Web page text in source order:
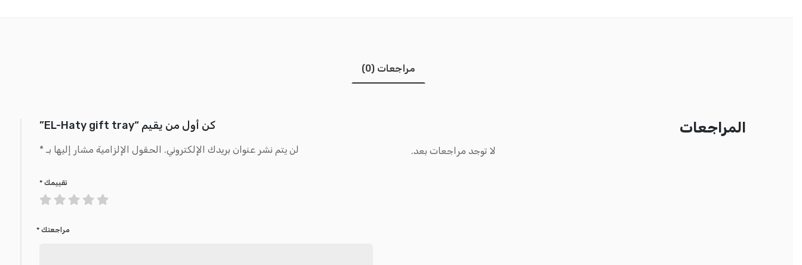
مراجعات (0)
المراجعات
لا توجد مراجعات بعد.
كن أول من يقيم “EL-Haty gift tray”
لن يتم نشر عنوان بريدك الإلكتروني. الحقول الإلزامية مشار إليها بـ *
تقييمك *
مراجعتك *